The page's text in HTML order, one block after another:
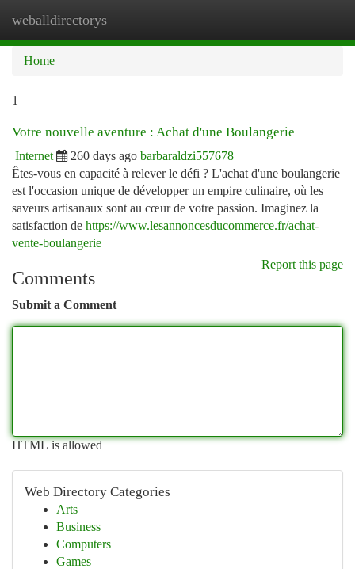
weballdirectorys
Home
1
Votre nouvelle aventure : Achat d'une Boulangerie
Internet 260 days ago barbaraldzi557678
Êtes-vous en capacité à relever le défi ? L'achat d'une boulangerie
est l'occasion unique de développer un empire culinaire, où les
saveurs artisanaux sont au cœur de votre passion. Imaginez la
satisfaction de https://www.lesannoncesducommerce.fr/achat-
vente-boulangerie
Report this page
Comments
Submit a Comment
HTML is allowed
Web Directory Categories
Arts
Business
Computers
Games